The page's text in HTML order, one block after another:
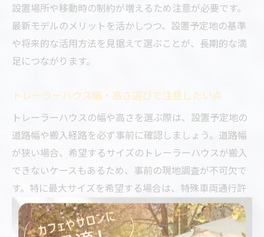
設置場所や移動時の制約が増えるため注意が必要です。
最新モデルのメリットを活かしつつ、設置予定地の基準
や将来的な活用方法を見据えて選ぶことが、長期的な満
足につながります。
トレーラーハウス幅・高さ選びで注意したい点
トレーラーハウスの幅や高さを選ぶ際は、設置予定地の
道路幅や搬入経路を必ず事前に確認しましょう。道路幅
が狭い場合、希望するサイズのトレーラーハウスが搬入
できないケースもあるため、事前の現地調査が不可欠で
す。特に最大サイズを希望する場合は、特殊車両通行許
可や設置許可が必要となる場合が多いです。
また、高さが高すぎると、電線や樹木との干渉、風の影